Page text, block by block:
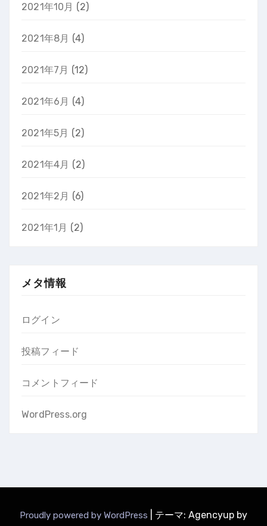
2021年10月 (2)
2021年8月 (4)
2021年7月 (12)
2021年6月 (4)
2021年5月 (2)
2021年4月 (2)
2021年2月 (6)
2021年1月 (2)
メタ情報
ログイン
投稿フィード
コメントフィード
WordPress.org
Proudly powered by WordPress テーマ: Agencyup by